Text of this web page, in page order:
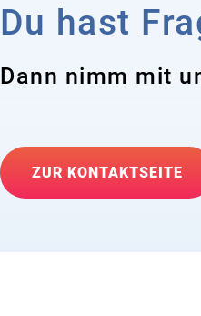
Du hast
Dann nimm mit
ZUR KONTAKTSEITE